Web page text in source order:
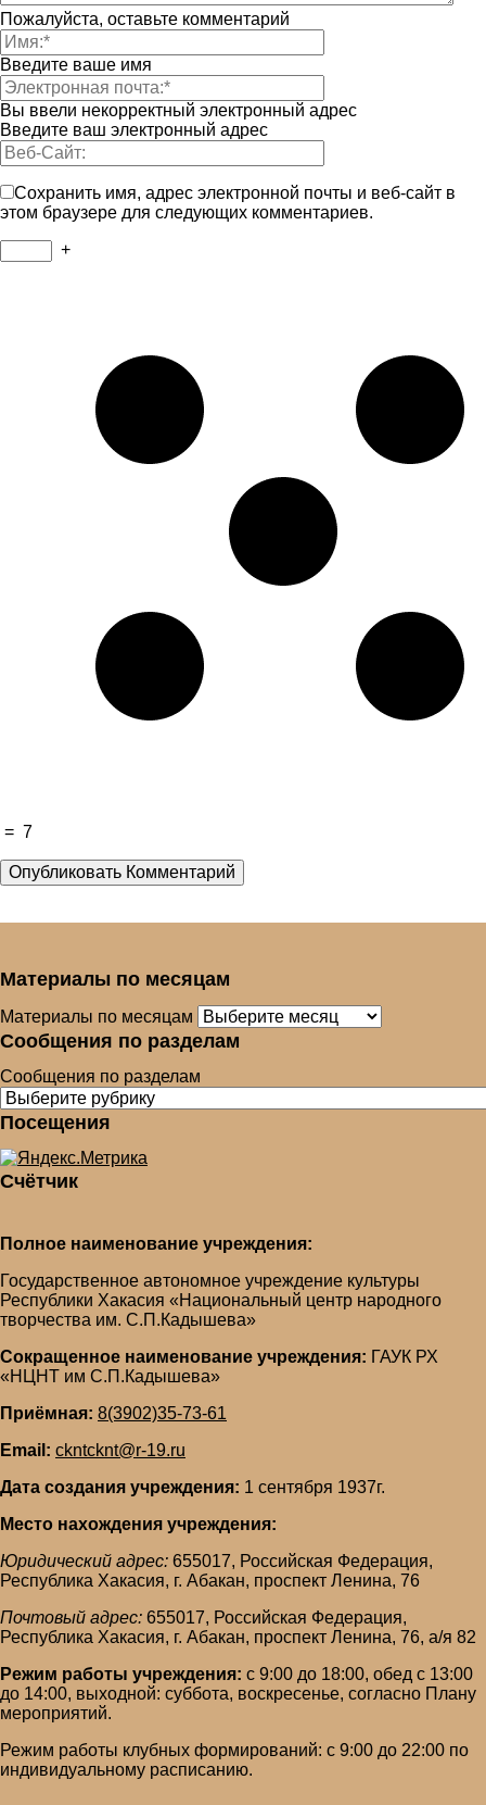
Пожалуйста, оставьте комментарий
Введите ваше имя
Вы ввели некорректный электронный адрес
Введите ваш электронный адрес
Сохранить имя, адрес электронной почты и веб-сайт в
этом браузере для следующих комментариев.
+
= 7
Материалы по месяцам
Материалы по месяцам
Сообщения по разделам
Сообщения по разделам
Посещения
Счётчик
Полное наименование учреждения:
Государственное автономное учреждение культуры
Республики Хакасия «Национальный центр народного
творчества им. С.П.Кадышева»
Сокращенное наименование учреждения: ГАУК РХ
«НЦНТ им С.П.Кадышева»
Приёмная: 8(3902)35-73-61
Email: ckntcknt@r-19.ru
Дата создания учреждения: 1 сентября 1937г.
Место нахождения учреждения:
Юридический адрес: 655017, Российская Федерация,
Республика Хакасия, г. Абакан, проспект Ленина, 76
Почтовый адрес: 655017, Российская Федерация,
Республика Хакасия, г. Абакан, проспект Ленина, 76, а/я 82
Режим работы учреждения: с 9:00 до 18:00, обед с 13:00
до 14:00, выходной: суббота, воскресенье, согласно Плану
мероприятий.
Режим работы клубных формирований: с 9:00 до 22:00 по
индивидуальному расписанию.